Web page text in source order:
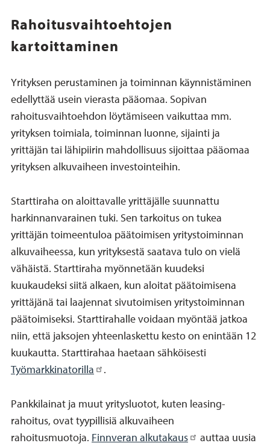
Rahoitusvaihtoehtojen
kartoittaminen
Yrityksen perustaminen ja toiminnan käynnistäminen
edellyttää usein vierasta pääomaa. Sopivan
rahoitusvaihtoehdon löytämiseen vaikuttaa mm.
yrityksen toimiala, toiminnan luonne, sijainti ja
yrittäjän tai lähipiirin mahdollisuus sijoittaa pääomaa
yrityksen alkuvaiheen investointeihin.
Starttiraha on aloittavalle yrittäjälle suunnattu
harkinnanvarainen tuki. Sen tarkoitus on tukea
yrittäjän toimeentuloa päätoimisen yritystoiminnan
alkuvaiheessa, kun yrityksestä saatava tulo on vielä
vähäistä. Starttiraha myönnetään kuudeksi
kuukaudeksi siitä alkaen, kun aloitat päätoimisena
yrittäjänä tai laajennat sivutoimisen yritystoiminnan
päätoimiseksi. Starttirahalle voidaan myöntää jatkoa
niin, että jaksojen yhteenlaskettu kesto on enintään 12
kuukautta. Starttirahaa haetaan sähköisesti
Työmarkkinatorilla
.
Pankkilainat ja muut yritysluotot, kuten leasing-
rahoitus, ovat tyypillisiä alkuvaiheen
rahoitusmuotoja. Finnveran alkutakaus
auttaa uusia